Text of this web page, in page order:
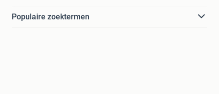
Populaire zoektermen